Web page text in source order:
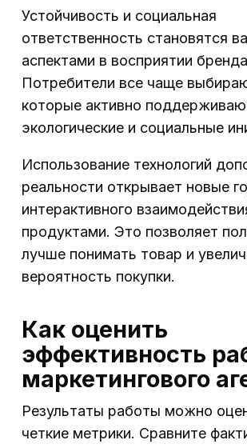
Устойчивость и социальная
ответственность становятся
аспектами в восприятии
Потребители все чаще
которые активно
экологические и социальные
Использование технологий
реальности открывает новые
интерактивного
продуктами. Это позволяет
лучше понимать товар и
вероятность покупки.
Как оценить
эффективность
маркетингового
Результаты работы можно
четкие метрики. Сравните